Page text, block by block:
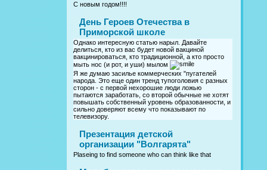
С новым годом!!!!
День Героев Отечества в
Приморской школе
Однако интересную статью нарыл. Давайте
делиться, кто из вас будет новой вакциной
вакцинироваться, кто традиционной, а кто просто
мыть нос (и рот, и уши) мылом
Я же думаю засилье коммерческих "пугателей
народа. Это еще один тренд тупоголовия с разных
сторон - с первой нехорошие люди ложью
пытаются заработать, со второй обычные не хотят
повышать собственный уровень образованности, и
сильно доверяют всему что показывают по
телевизору.
Презентация детской
организации "Волгарята"
Plaseing to find someone who can think like that